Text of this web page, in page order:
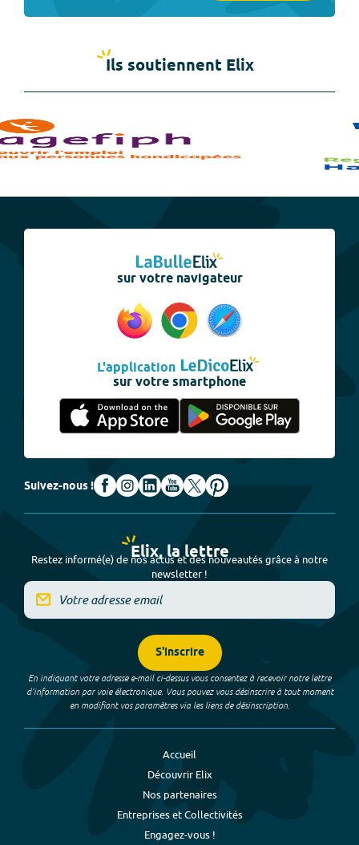
Ils soutiennent Elix
sur votre navigateur
L'application
sur votre smartphone
Suivez-nous !
Elix, la lettre
Restez informé(e) de nos actus et des nouveautés grâce à notre
newsletter !
S'inscrire
En indiquant votre adresse e-mail ci-dessus vous consentez à recevoir notre lettre
d’information par voie électronique. Vous pouvez vous désinscrire à tout moment
en modifiant vos paramètres via les liens de désinscription.
Accueil
Découvrir Elix
Nos partenaires
Entreprises et Collectivités
Engagez-vous !